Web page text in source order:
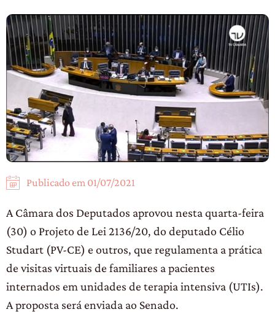
Publicado em 01/07/2021
A Câmara dos Deputados aprovou nesta quarta-feira
(30) o Projeto de Lei 2136/20, do deputado Célio
Studart (PV-CE) e outros, que regulamenta a prática
de visitas virtuais de familiares a pacientes
internados em unidades de terapia intensiva (UTIs).
A proposta será enviada ao Senado.